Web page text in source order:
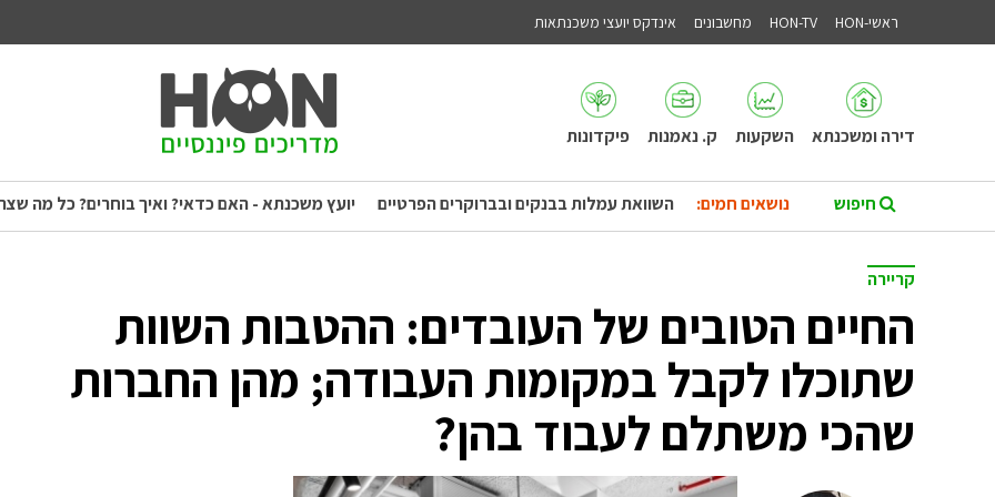
ראשי-HON HON-TV מחשבונים אינדקס יועצי משכנתאות
דירה ומשכנתא השקעות ק. נאמנות פיקדונות
נושאים חמים: השוואת עמלות בבנקים ובברוקרים הפרטיים יועץ משכנתא - האם כדאי? ואיך בוחרים? כל מה
קריירה
החיים הטובים של העובדים: ההטבות השוות
שתוכלו לקבל במקומות העבודה; מהן החברות
שהכי משתלם לעבוד בהן?